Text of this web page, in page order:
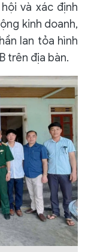
và xác định
kinh doanh,
lan tỏa hình
trên địa bàn.